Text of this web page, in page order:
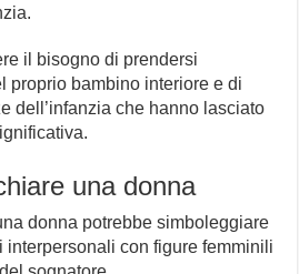
il bisogno di prendersi
proprio bambino interiore e di
dell’infanzia che hanno lasciato
una donna
donna potrebbe simboleggiare
con figure femminili